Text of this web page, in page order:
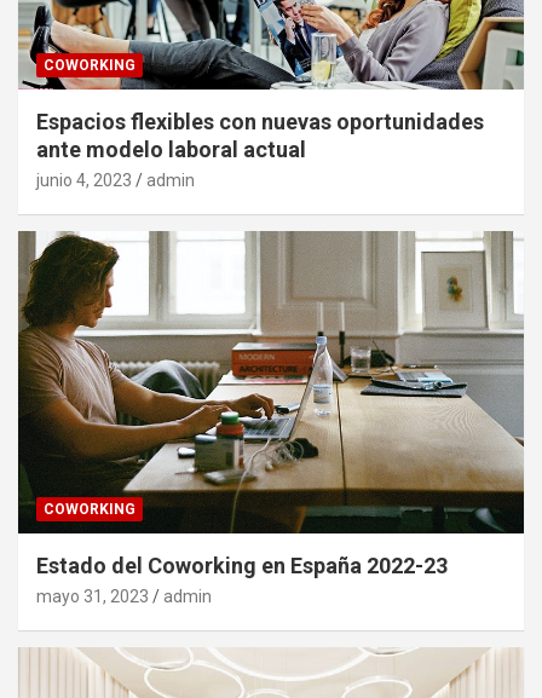
COWORKING
Espacios flexibles con nuevas oportunidades
ante modelo laboral actual
junio 4, 2023 admin
COWORKING
Estado del Coworking en España 2022-23
mayo 31, 2023 admin